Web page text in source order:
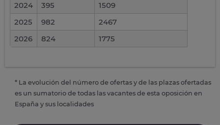
2024
395
1509
2025
982
2467
2026
824 1775
* La evolución del número de ofertas y de las plazas ofertadas
es un sumatorio de todas las vacantes de esta oposición en
España y sus localidades